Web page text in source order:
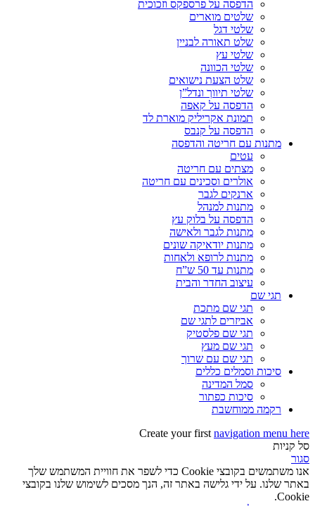
הדפסה על פרספקס וזכוכית
שלטים מוארים
שלטי דגל
שלט תאורה לבניין
שלטי עץ
שלטי הכוונה
שלט הצעת נישואים
שלטי תיווך ונדל”ן
הדפסה על קאפה
תמונת אקריליק מוארת לד
הדפסה על קנבס
מתנות עם חריטה והדפסה
עטים
מצתים עם חריטה
אולרים וסכינים עם חריטה
ארנקים לגבר
מתנות למנהל
הדפסה על בלוק עץ
מתנות לגבר ולאישה
מתנות יודאיקה שונים
מתנות לרופא ולאחות
מתנות עד 50 ש”ח
עיצוב החדר והבית
תגי שם
תגי שם מתכת
אביזרים לתגי שם
תגי שם פלסטיק
תגי שם מעץ
תגי שם עם שרוך
סיכות וסמלים כללים
סמל המדינה
סיכות כפתור
רקמה ממוחשבת
Create your first navigation menu here
סל קניות
סגור
אנו משתמשים בקובצי Cookie כדי לשפר את חוויית המשתמש שלך
באתר שלנו. על ידי גלישה באתר זה, הנך מסכים לשימוש שלנו בקובצי
Cookie.